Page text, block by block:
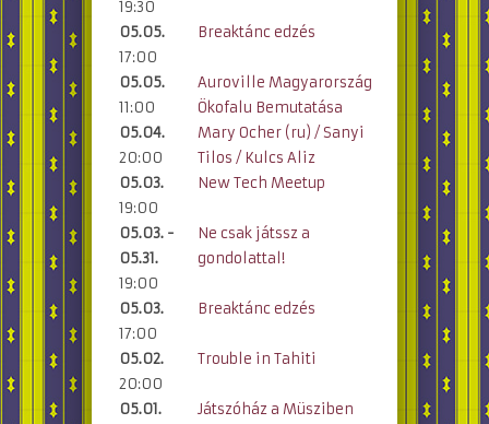
19:30
05.05.
17:00
Breaktánc edzés
05.05.
11:00
Auroville Magyarország
Ökofalu Bemutatása
05.04.
20:00
Mary Ocher (ru) / Sanyi
Tilos / Kulcs Aliz
05.03.
19:00
New Tech Meetup
05.03. -
05.31.
19:00
Ne csak játssz a
gondolattal!
05.03.
17:00
Breaktánc edzés
05.02.
20:00
Trouble in Tahiti
05.01.
Játszóház a Müsziben